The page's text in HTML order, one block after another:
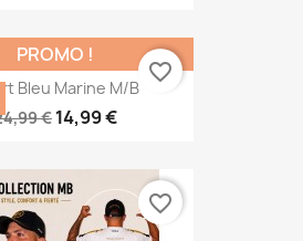
Bleu Marine M/B
€ 14,99 €
PROMO !
favorite_border
favorite_border